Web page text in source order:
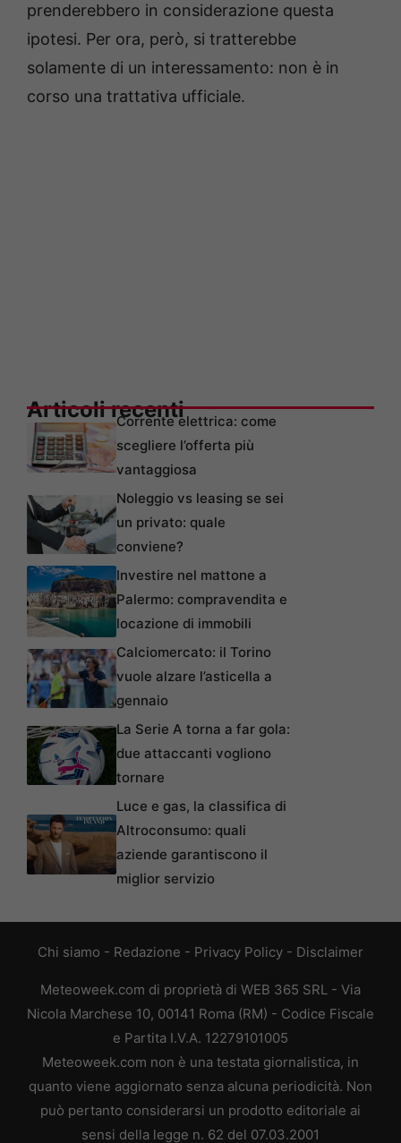
prenderebbero in considerazione questa
ipotesi. Per ora, però, si tratterebbe
solamente di un interessamento: non è in
corso una trattativa ufficiale.
Articoli recentiCorrente elettrica: come
scegliere l’offerta più
vantaggiosa
Noleggio vs leasing se sei
un privato: quale
conviene?
Investire nel mattone a
Palermo: compravendita e
locazione di immobili
Calciomercato: il Torino
vuole alzare l’asticella a
gennaio
La Serie A torna a far gola:
due attaccanti vogliono
tornare
Luce e gas, la classifica di
Altroconsumo: quali
aziende garantiscono il
miglior servizio
Chi siamo - Redazione - Privacy Policy - Disclaimer
Meteoweek.com di proprietà di WEB 365 SRL - Via
Nicola Marchese 10, 00141 Roma (RM) - Codice Fiscale
e Partita I.V.A. 12279101005
Meteoweek.com non è una testata giornalistica, in
quanto viene aggiornato senza alcuna periodicità. Non
può pertanto considerarsi un prodotto editoriale ai
sensi della legge n. 62 del 07.03.2001